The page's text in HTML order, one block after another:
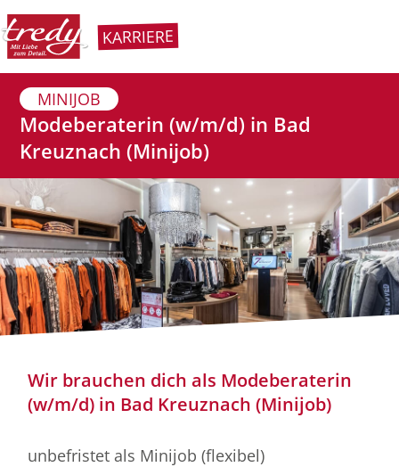
KARRIERE
MINIJOB
Modeberaterin (w/m/d) in Bad
Kreuznach (Minijob)
Wir brauchen dich als Modeberaterin
(w/m/d) in Bad Kreuznach (Minijob)
unbefristet als Minijob (flexibel)